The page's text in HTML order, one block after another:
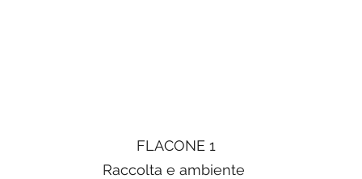
FLACONE 1
Raccolta e ambiente